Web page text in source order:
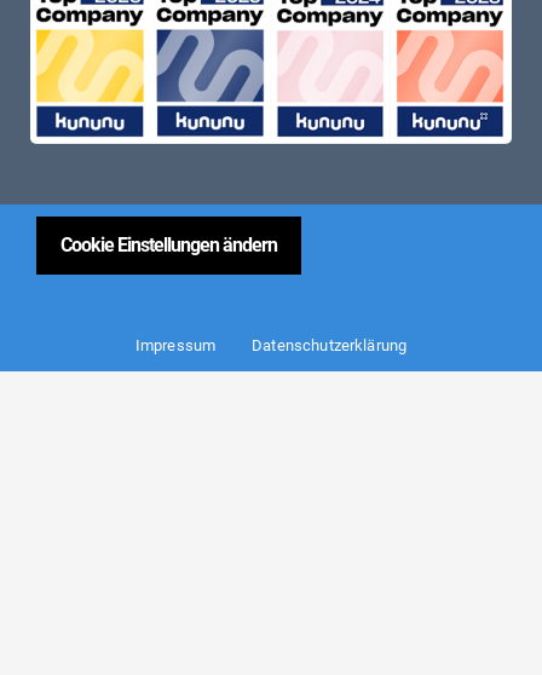
Cookie Einstellungen ändern
Impressum Datenschutzerklärung